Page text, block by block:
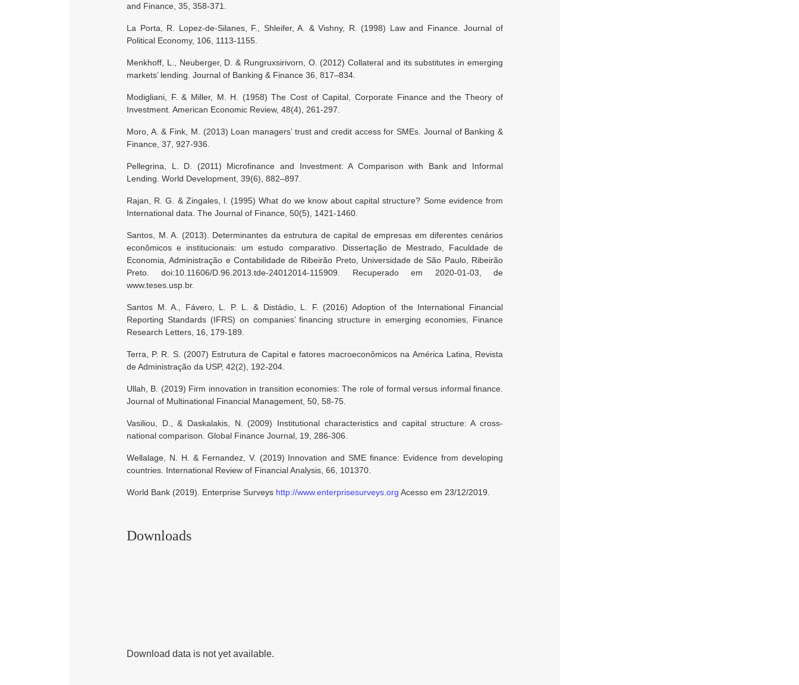
and Finance, 35, 358-371.
La Porta, R. Lopez-de-Silanes, F., Shleifer, A. & Vishny, R. (1998) Law and Finance. Journal of
Political Economy, 106, 1113-1155.
Menkhoff, L., Neuberger, D. & Rungruxsirivorn, O. (2012) Collateral and its substitutes in emerging
markets’ lending. Journal of Banking & Finance 36, 817–834.
Modigliani, F. & Miller, M. H. (1958) The Cost of Capital, Corporate Finance and the Theory of
Investment. American Economic Review, 48(4), 261-297.
Moro, A. & Fink, M. (2013) Loan managers’ trust and credit access for SMEs. Journal of Banking &
Finance, 37, 927-936.
Pellegrina, L. D. (2011) Microfinance and Investment: A Comparison with Bank and Informal
Lending. World Development, 39(6), 882–897.
Rajan, R. G. & Zingales, l. (1995) What do we know about capital structure? Some evidence from
International data. The Journal of Finance, 50(5), 1421-1460.
Santos, M. A. (2013). Determinantes da estrutura de capital de empresas em diferentes cenários
econômicos e institucionais: um estudo comparativo. Dissertação de Mestrado, Faculdade de
Economia, Administração e Contabilidade de Ribeirão Preto, Universidade de São Paulo, Ribeirão
Preto. doi:10.11606/D.96.2013.tde-24012014-115909. Recuperado em 2020-01-03, de
www.teses.usp.br.
Santos M. A., Fávero, L. P. L. & Distádio, L. F. (2016) Adoption of the International Financial
Reporting Standards (IFRS) on companies’ financing structure in emerging economies, Finance
Research Letters, 16, 179-189.
Terra, P. R. S. (2007) Estrutura de Capital e fatores macroeconômicos na América Latina, Revista
de Administração da USP, 42(2), 192-204.
Ullah, B. (2019) Firm innovation in transition economies: The role of formal versus informal finance.
Journal of Multinational Financial Management, 50, 58-75.
Vasiliou, D., & Daskalakis, N. (2009) Institutional characteristics and capital structure: A cross-
national comparison. Global Finance Journal, 19, 286-306.
Wellalage, N. H. & Fernandez, V. (2019) Innovation and SME finance: Evidence from developing
countries. International Review of Financial Analysis, 66, 101370.
World Bank (2019). Enterprise Surveys http://www.enterprisesurveys.org Acesso em 23/12/2019.
Downloads
Download data is not yet available.